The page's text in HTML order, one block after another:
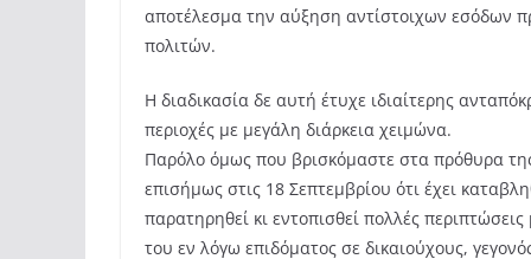
αποτέλεσμα την αύξηση αντίστοιχων εσόδων
πολιτών.
Η διαδικασία δε αυτή έτυχε ιδιαίτερης
περιοχές με μεγάλη διάρκεια χειμώνα.
Παρόλο όμως που βρισκόμαστε στα πρόθυρα
επισήμως στις 18 Σεπτεμβρίου ότι έχει
παρατηρηθεί κι εντοπισθεί πολλές
του εν λόγω επιδόματος σε δικαιούχους,